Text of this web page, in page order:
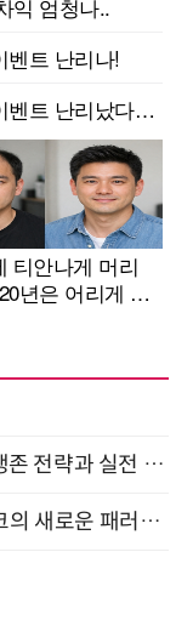
AI × Design : UX디자이너의 5가지 생존 전략과 실전 대응 8월 28일 개최
“AI와 함께 일하는 시대 ” - 스마트 워크의 새로운 패러다임 (9/11)